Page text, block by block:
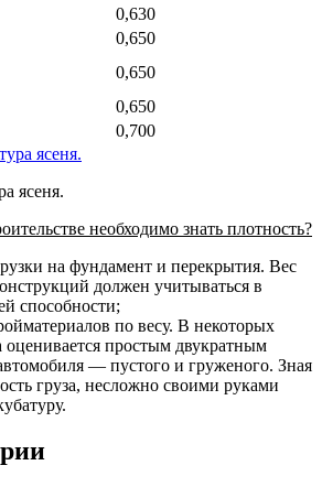
0,630
0,650
0,650
0,650
0,700
ясеня.
необходимо знать плотность?
на фундамент и перекрытия. Вес
должен учитываться в
способности;
по весу. В некоторых
оценивается простым двукратным
— пустого и груженого. Зная
груза, несложно своими руками